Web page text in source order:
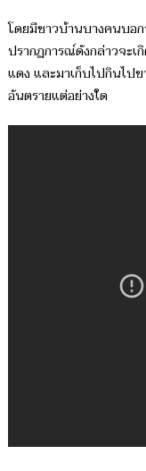
โดยมีชาวบ้านบางคนบอก
ปรากฏการณ์ดังกล่าวจะ
แดง และมาเก็บไปกินไป
อันตรายแต่อย่างใด